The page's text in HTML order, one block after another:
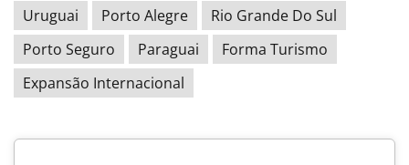
Uruguai Porto Alegre
Rio Grande Do Sul
Porto Seguro
Paraguai
Forma Turismo
Expansão Internacional